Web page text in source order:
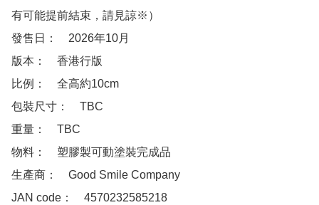
有可能提前結束，請見諒※）
發售日：　2026年10月
版本：　香港行版
比例：　全高約10cm
包裝尺寸：　TBC
重量：　TBC
物料：　塑膠製可動塗裝完成品
生產商：　Good Smile Company
JAN code：　4570232585218